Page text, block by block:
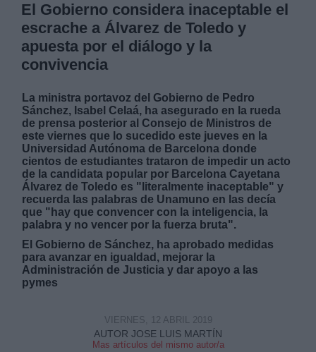
El Gobierno considera inaceptable el
escrache a Álvarez de Toledo y
apuesta por el diálogo y la
convivencia
La ministra portavoz del Gobierno de Pedro
Sánchez, Isabel Celaá, ha asegurado en la rueda
de prensa posterior al Consejo de Ministros de
este viernes que lo sucedido este jueves en la
Universidad Autónoma de Barcelona donde
cientos de estudiantes trataron de impedir un acto
de la candidata popular por Barcelona Cayetana
Álvarez de Toledo es "literalmente inaceptable" y
recuerda las palabras de Unamuno en las decía
que "hay que convencer con la inteligencia, la
palabra y no vencer por la fuerza bruta".
El Gobierno de Sánchez, ha aprobado medidas
para avanzar en igualdad, mejorar la
Administración de Justicia y dar apoyo a las
pymes
AUTOR JOSE LUIS MARTÍN
Mas artículos del mismo autor/a
VIERNES, 12 ABRIL 2019
Legitimación:
Derechos:
link
Información adicional
link